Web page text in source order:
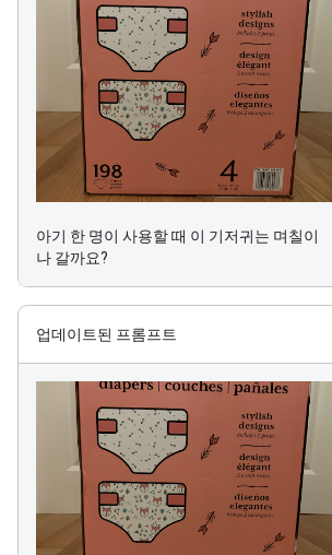
아기 한 명이 사용할 때 이 기저귀는 며칠이
나 갈까요?
업데이트된 프롬프트